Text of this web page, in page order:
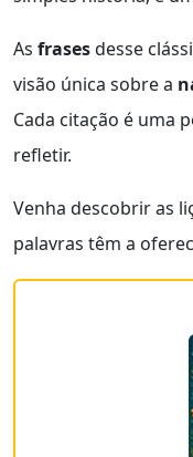
As frasesdesse
visão única sobre a
Cada citação é uma
refletir.
Venha descobrir as
palavras têm a